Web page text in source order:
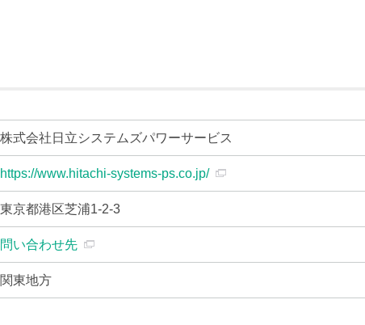
株式会社日立システムズパワーサービス
https://www.hitachi-systems-ps.co.jp/
東京都港区芝浦1-2-3
問い合わせ先
関東地方